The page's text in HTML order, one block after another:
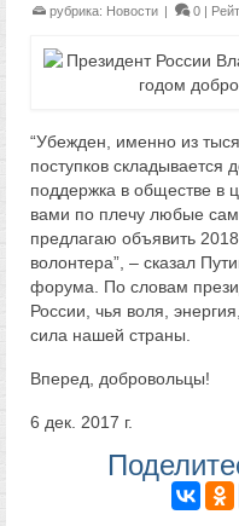
рубрика: Новости | 0 |
“Убежден, именно из
поступков складывается
поддержка в обществе в
вами по плечу любые
предлагаю объявить
волонтера”, – сказал
форума. По словам
России, чья воля,
сила нашей страны.
Вперед, добровольцы!​
6 дек. 2017 г.